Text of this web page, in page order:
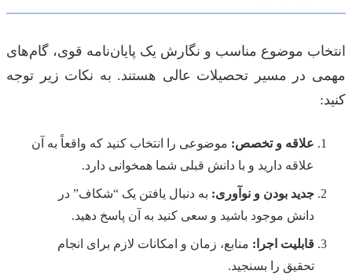
انتخاب موضوع مناسب و نگارش یک پایان‌نامه قوی، گام‌های
مهمی در مسیر تحصیلات عالی هستند. به نکات زیر توجه
کنید:
علاقه و تخصص: موضوعی را انتخاب کنید که واقعاً به آن
علاقه دارید و با دانش قبلی شما همخوانی دارد.
جدید بودن و نوآوری: به دنبال یافتن یک “شکاف” در
دانش موجود باشید و سعی کنید به آن پاسخ دهید.
قابلیت اجرا: منابع، زمان و امکانات لازم برای انجام
تحقیق را بسنجید.